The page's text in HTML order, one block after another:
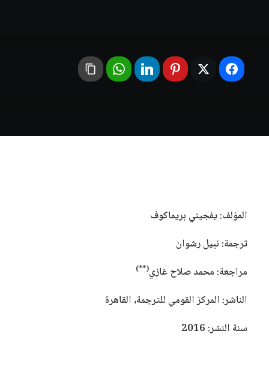
المؤلف: يفجيني بريماكوف
ترجمة: نبيل رشوان
مراجعة: محمد صلاح غازي(**)
الناشر: المركز القومي للترجمة، القاهرة
سنة النشر: 2016